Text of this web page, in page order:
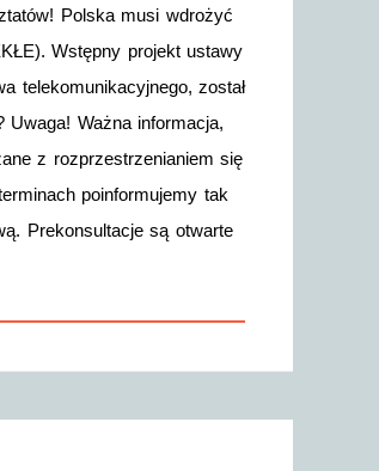
Polska musi wdrożyć
Wstępny projekt ustawy
telekomunikacyjnego, został
Ważna informacja,
z rozprzestrzenianiem się
poinformujemy tak
Prekonsultacje są otwarte